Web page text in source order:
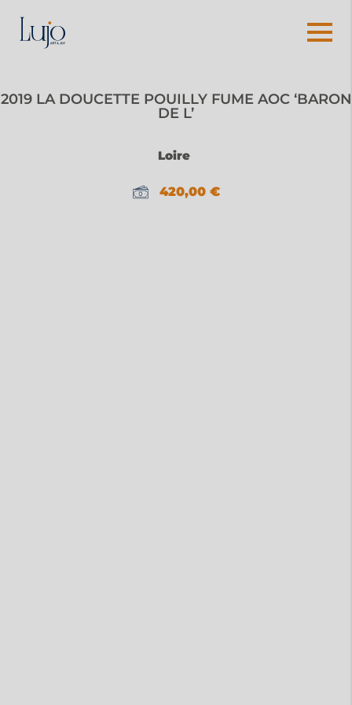
2019 LA DOUCETTE POUILLY FUME AOC ‘BARON
DE L’
Loire
420,00 €